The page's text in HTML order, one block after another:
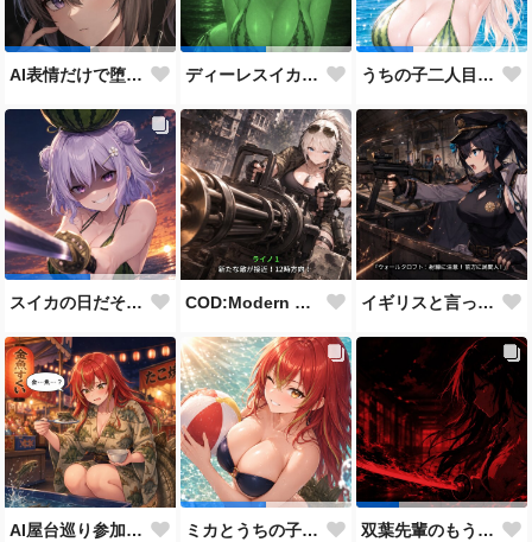
AI表情だけで堕とせ参加作品 ディーレスイカビキニ うちの子二人目スイカの日
スイカの日だそうなので、仲の良い先輩後輩でスイカ割り（意味深） COD:Modern Warfare 3 "Goalpost" イギリスと言ったらこれだよな
AI屋台巡り参加作品 ミカとうちの子8人目 双葉先輩のもう一つの顔３